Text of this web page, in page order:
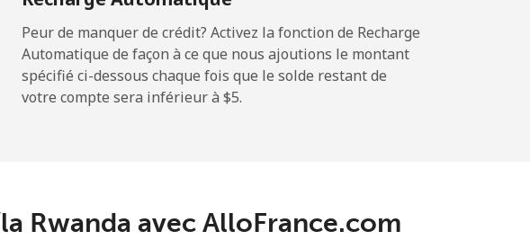
Peur de manquer de crédit? Activez la fonction de Recharge
Automatique de façon à ce que nous ajoutions le montant
spécifié ci-dessous chaque fois que le solde restant de
votre compte sera inférieur à ⁦$5⁩.
Rwanda avec AlloFrance.com